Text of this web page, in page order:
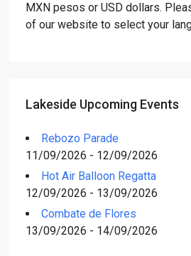
MXN pesos or USD dollars.
of our website to select your
Lakeside Upcoming Events
Rebozo Parade
11/09/2026 - 12/09/2026
Hot Air Balloon Regatta
12/09/2026 - 13/09/2026
Combate de Flores
13/09/2026 - 14/09/2026